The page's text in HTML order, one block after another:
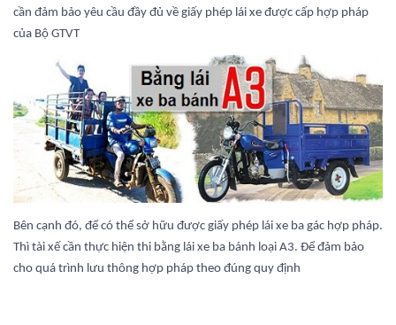
cần đảm bảo yêu cầu đầy đủ về giấy phép lái xe được cấp hợp pháp
của Bộ GTVT
Bên cạnh đó, để có thể sở hữu được giấy phép lái xe ba gác hợp pháp.
Thì tài xế cần thực hiện thi bằng lái xe ba bánh loại A3. Để đảm bảo
cho quá trình lưu thông hợp pháp theo đúng quy định